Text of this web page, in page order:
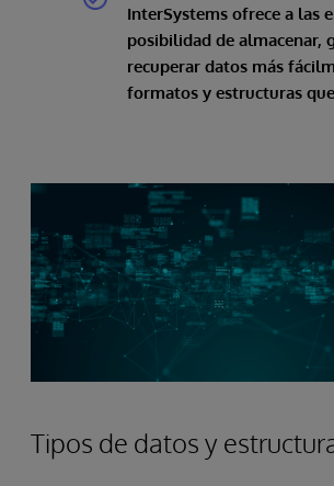
InterSystems ofrece a las
posibilidad de almacenar,
recuperar datos más
formatos y estructuras
Tipos de datos y